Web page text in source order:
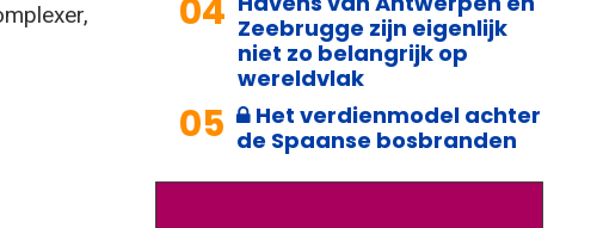
04 Zeebrugge zijn eigenlijk
niet zo belangrijk op
wereldvlak
05
Het verdienmodel achter
de Spaanse bosbranden